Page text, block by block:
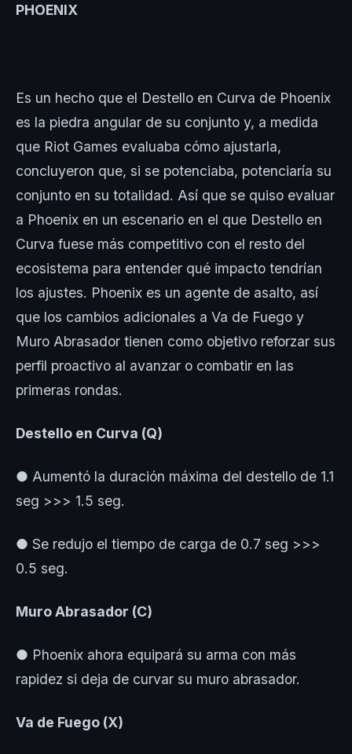
PHOENIX
Es un hecho que el Destello en Curva de Phoenix
es la piedra angular de su conjunto y, a medida
que Riot Games evaluaba cómo ajustarla,
concluyeron que, si se potenciaba, potenciaría su
conjunto en su totalidad. Así que se quiso evaluar
a Phoenix en un escenario en el que Destello en
Curva fuese más competitivo con el resto del
ecosistema para entender qué impacto tendrían
los ajustes. Phoenix es un agente de asalto, así
que los cambios adicionales a Va de Fuego y
Muro Abrasador tienen como objetivo reforzar sus
perfil proactivo al avanzar o combatir en las
primeras rondas.
Destello en Curva (Q)
● Aumentó la duración máxima del destello de 1.1
seg >>> 1.5 seg.
● Se redujo el tiempo de carga de 0.7 seg >>>
0.5 seg.
Muro Abrasador (C)
● Phoenix ahora equipará su arma con más
rapidez si deja de curvar su muro abrasador.
Va de Fuego (X)